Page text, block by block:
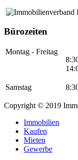
Bürozeiten
Montag - Freitag
Samstag
Copyright © 2019
Immobilien
Kaufen
Mieten
Gewerbe